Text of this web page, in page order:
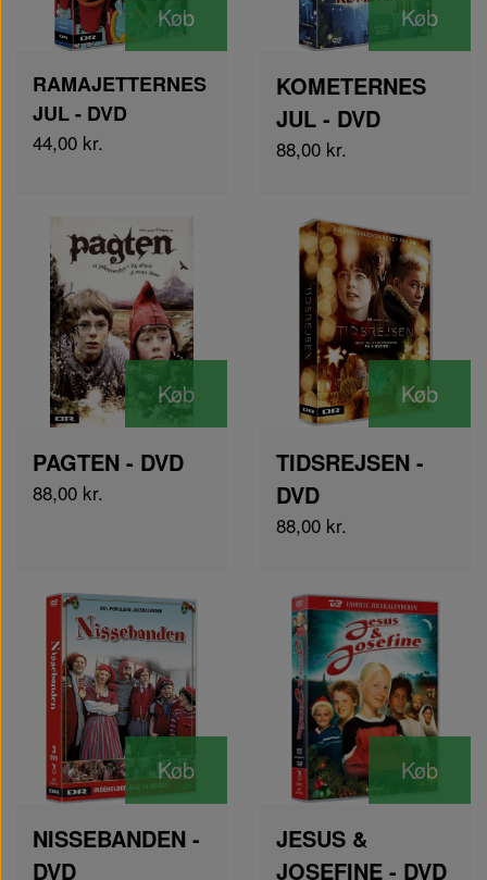
Køb
RAMAJETTERNES
JUL - DVD
44,00 kr.
Køb
KOMETERNES
JUL - DVD
88,00 kr.
Køb
PAGTEN - DVD
88,00 kr.
Køb
TIDSREJSEN -
DVD
88,00 kr.
Køb
NISSEBANDEN -
DVD
Køb
JESUS &
JOSEFINE - DVD